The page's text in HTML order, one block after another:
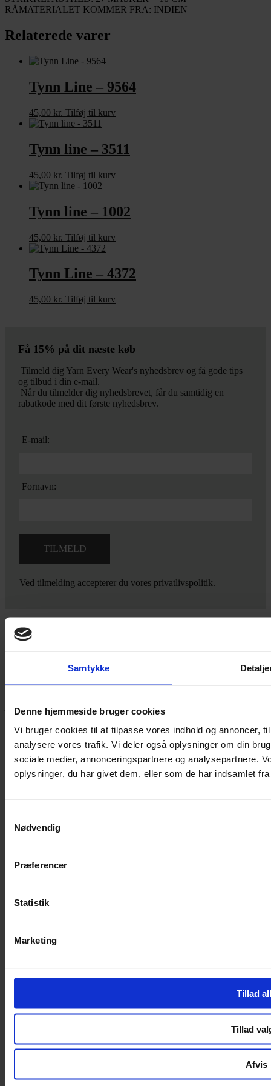
Samtykke
Denne hjemmeside bruger cookies
Vi bruger cookies til at tilpasse vores indhold og annoncer,
analysere vores trafik. Vi deler også oplysninger om din
sociale medier, annonceringspartnere og analysepartnere.
oplysninger, du har givet dem, eller som de har indsamlet
Nødvendig
Præferencer
Statistik
Marketing
Tillad
Tillad
Afvis
RÅMATERIALET KOMMER FRA: INDIEN
Relaterede varer
Tynn Line – 9564
45,00 kr. Tilføj til kurv
Tynn line – 3511
45,00 kr. Tilføj til kurv
Tynn line – 1002
45,00 kr. Tilføj til kurv
Tynn Line – 4372
45,00 kr. Tilføj til kurv
Få 15% på dit næste køb
Tilmeld dig Yarn Every Wear's nyhedsbrev og få gode tips
og tilbud i din e-mail.
Når du tilmelder dig nyhedsbrevet, får du samtidig en
rabatkode med dit første nyhedsbrev.
E-mail:
Fornavn:
Ved tilmelding accepterer du vores privatlivspolitik.
Yarn Every Wear
Hvis du bøvler med noget eller ønsker ny inspiration, så skriv til
jeg dig på vej.
Vestergade 12 6270, Tønder
60 51 96 50
post@yarneverywear.dk
CVR 43041649
Facebook-f Instagram
Handelsbetingelser
Handelsbetingelser
Om Yarn Every Wear
Mandag – Fredag 10:00 – 17:30
Copyright © 2022.Design & hosting by Webhuset Ballum ApS